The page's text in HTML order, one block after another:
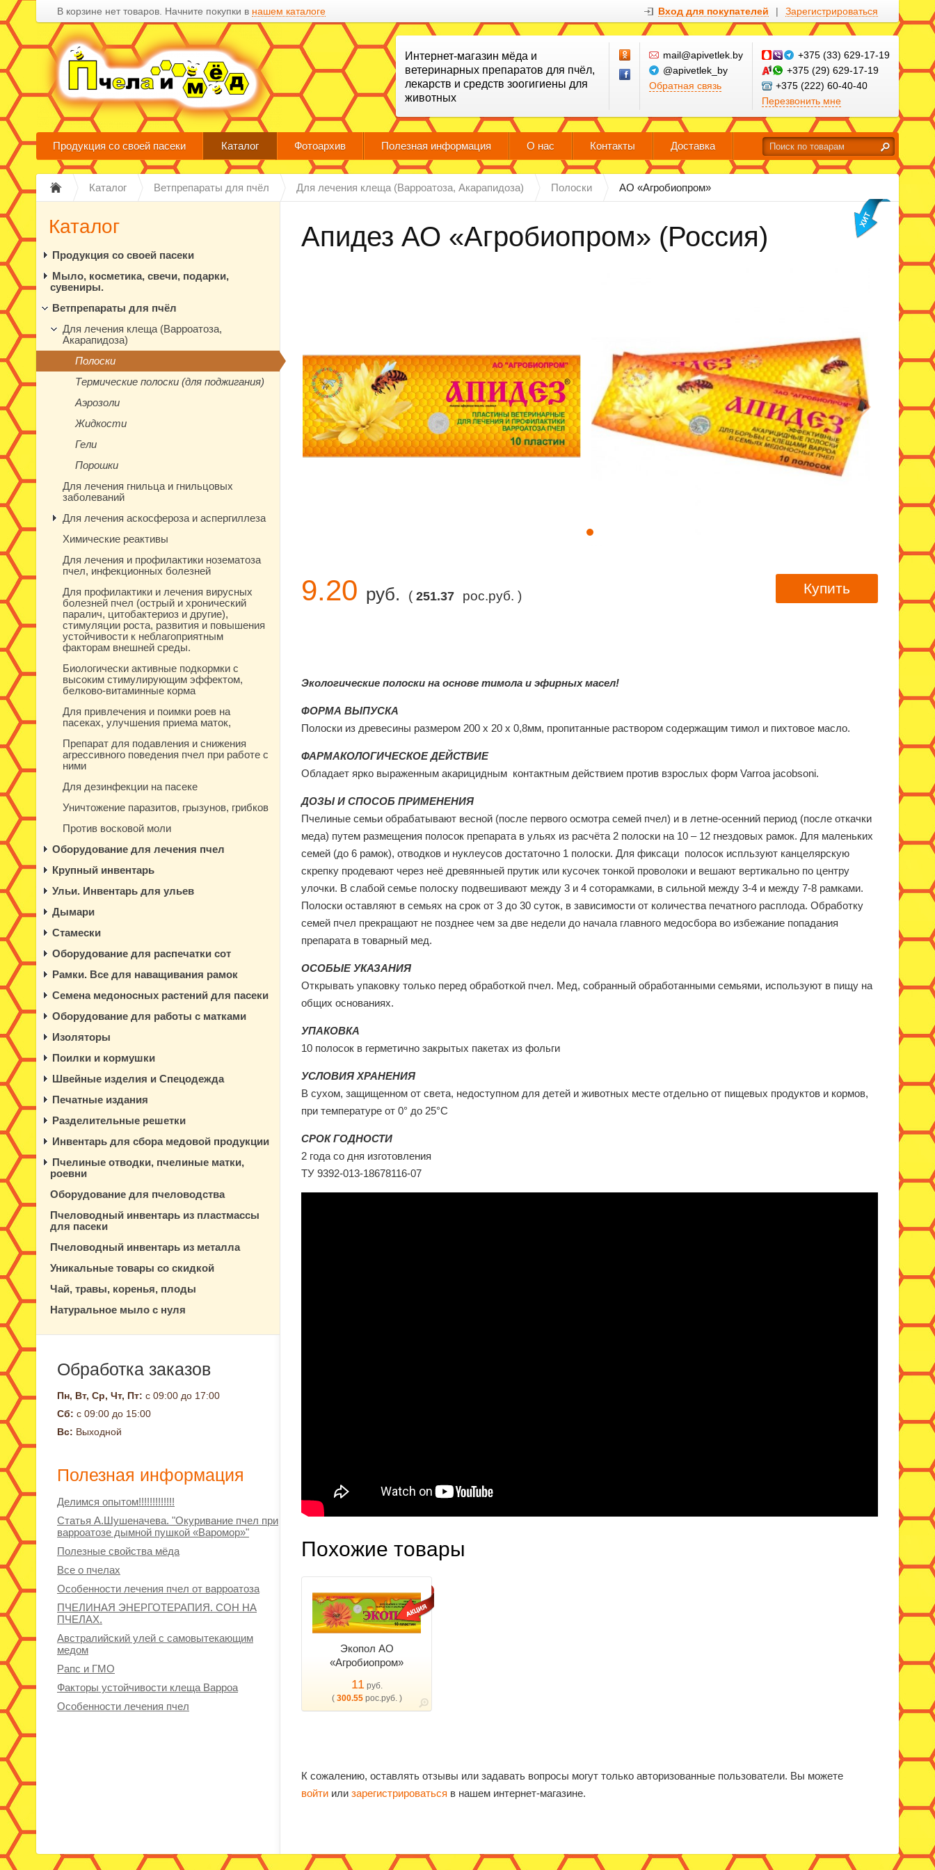
В корзине нет товаров. Начните покупки в нашем каталоге Вход для покупателей | Зарегистрироваться
Интернет-магазин мёда и
ветеринарных препаратов для пчёл,
лекарств и средств зоогигиены для
животных
mail@apivetlek.by
@apivetlek_by
Обратная связь
+375 (33) 629-17-19
+375 (29) 629-17-19
+375 (222) 60-40-40
Перезвонить мне
Продукция со своей пасеки Каталог Фотоархив Полезная информация О нас Контакты Доставка
Каталог Ветпрепараты для пчёл Для лечения клеща (Варроатоза, Акарапидоза) Полоски АО «Агробиопром»
Апидез АО «Агробиопром» (Россия)
9.20 руб. ( 251.37 рос.руб. ) Купить
Экологические полоски на основе тимола и эфирных масел!
ФОРМА ВЫПУСКА
Полоски из древесины размером 200 х 20 х 0,8мм, пропитанные раствором содержащим тимол и пихтовое масло.
ФАРМАКОЛОГИЧЕСКОЕ ДЕЙСТВИЕ
Обладает ярко выраженным акарицидным контактным действием против взрослых форм Varroa jacobsoni.
ДОЗЫ И СПОСОБ ПРИМЕНЕНИЯ
Пчелиные семьи обрабатывают весной (после первого осмотра семей пчел) и в летне-осенний период (после откачки
меда) путем размещения полосок препарата в ульях из расчёта 2 полоски на 10 – 12 гнездовых рамок. Для маленьких
семей (до 6 рамок), отводков и нуклеусов достаточно 1 полоски. Для фиксаци полосок испльзуют канцелярскую
скрепку продевают через неё древянныей прутик или кусочек тонкой проволоки и вешают вертикально по центру
улочки. В слабой семье полоску подвешивают между 3 и 4 соторамками, в сильной между 3-4 и между 7-8 рамками.
Полоски оставляют в семьях на срок от 3 до 30 суток, в зависимости от количества печатного расплода. Обработку
семей пчел прекращают не позднее чем за две недели до начала главного медосбора во избежание попадания
препарата в товарный мед.
ОСОБЫЕ УКАЗАНИЯ
Открывать упаковку только перед обработкой пчел. Мед, собранный обработанными семьями, используют в пищу на
общих основаниях.
УПАКОВКА
10 полосок в герметично закрытых пакетах из фольги
УСЛОВИЯ ХРАНЕНИЯ
В сухом, защищенном от света, недоступном для детей и животных месте отдельно от пищевых продуктов и кормов,
при температуре от 0° до 25°С
СРОК ГОДНОСТИ
2 года со дня изготовления
ТУ 9392-013-18678116-07
Похожие товары
Экопол АО
«Агробиопром»
11руб.
( 300.55рос.руб. )
К сожалению, оставлять отзывы или задавать вопросы могут только авторизованные пользователи. Вы можете
войти или зарегистрироваться в нашем интернет-магазине.
Каталог
Продукция со своей пасеки
Мыло, косметика, свечи, подарки,
сувениры.
Ветпрепараты для пчёл
Для лечения клеща (Варроатоза,
Акарапидоза)
Полоски
Термические полоски (для поджигания)
Аэрозоли
Жидкости
Гели
Порошки
Для лечения гнильца и гнильцовых
заболеваний
Для лечения аскосфероза и аспергиллеза
Химические реактивы
Для лечения и профилактики нозематоза
пчел, инфекционных болезней
Для профилактики и лечения вирусных
болезней пчел (острый и хронический
паралич, цитобактериоз и другие),
стимуляции роста, развития и повышения
устойчивости к неблагоприятным
факторам внешней среды.
Биологически активные подкормки с
высоким стимулирующим эффектом,
белково-витаминные корма
Для привлечения и поимки роев на
пасеках, улучшения приема маток,
Препарат для подавления и снижения
агрессивного поведения пчел при работе с
ними
Для дезинфекции на пасеке
Уничтожение паразитов, грызунов, грибков
Против восковой моли
Оборудование для лечения пчел
Крупный инвентарь
Ульи. Инвентарь для ульев
Дымари
Стамески
Оборудование для распечатки сот
Рамки. Все для наващивания рамок
Семена медоносных растений для пасеки
Оборудование для работы с матками
Изоляторы
Поилки и кормушки
Швейные изделия и Спецодежда
Печатные издания
Разделительные решетки
Инвентарь для сбора медовой продукции
Пчелиные отводки, пчелиные матки,
роевни
Оборудование для пчеловодства
Пчеловодный инвентарь из пластмассы
для пасеки
Пчеловодный инвентарь из металла
Уникальные товары со скидкой
Чай, травы, коренья, плоды
Натуральное мыло с нуля
Обработка заказов
Пн, Вт, Ср, Чт, Пт: с 09:00 до 17:00
Сб: с 09:00 до 15:00
Вс: Выходной
Полезная информация
Делимся опытом!!!!!!!!!!!!!
Статья А.Шушеначева. "Окуривание пчел при
варроатозе дымной пушкой «Варомор»"
Полезные свойства мёда
Все о пчелах
Особенности лечения пчел от варроатоза
ПЧЕЛИНАЯ ЭНЕРГОТЕРАПИЯ. СОН НА
ПЧЕЛАХ.
Австралийский улей с самовытекающим
медом
Рапс и ГМО
Факторы устойчивости клеща Варроа
Особенности лечения пчел